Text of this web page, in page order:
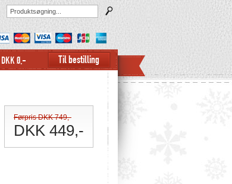
DKK 0,-
Førpris DKK 749,-
DKK 449,-